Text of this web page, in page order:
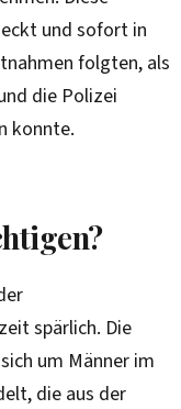
und sofort in
folgten, als
die Polizei
konnte.
spärlich. Die
um Männer im
die aus der